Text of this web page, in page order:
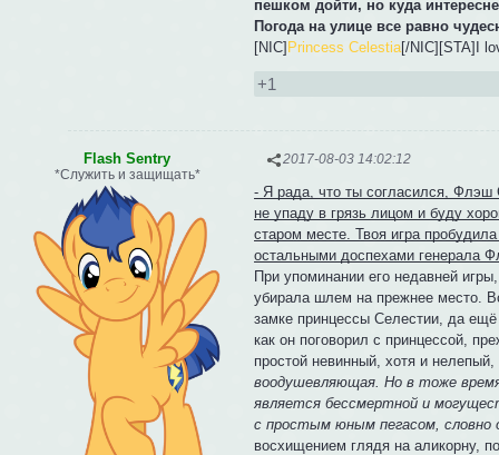
пешком дойти, но куда
Погода на улице все равно
[NIC]Princess Celestia[/NIC][STA]I
+1
2017-08-03 14:02:12
Flash Sentry
*Служить и защищать*
- Я рада, что ты согласился, Флэш
не упаду в грязь лицом и буду
старом месте. Твоя игра
остальными доспехами генерала
При упоминании его недавней
убирала шлем на прежнее место.
замке принцессы Селестии, да
как он поговорил с принцессой,
простой невинный, хотя и
воодушевляющая. Но в тоже
является бессмертной и
с простым юным пегасом, словно
восхищением глядя на аликорну,